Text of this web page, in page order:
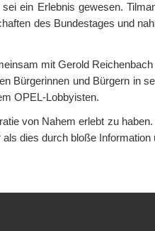
ein Erlebnis gewesen.
des Bundestages und
mit Gerold
Bürgerinnen und Bürgern in
OPEL-Lobbyisten.
von Nahem erlebt zu
dies durch bloße